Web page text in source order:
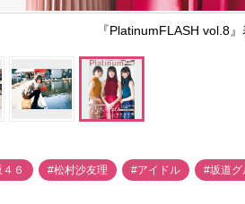
『PlatinumFLASH vol.8
６ #松村沙友理 #アイドル #坂道グ